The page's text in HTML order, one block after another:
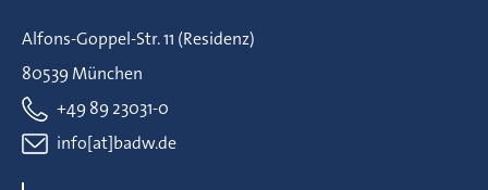
Alfons-Goppel-Str. 11 (Residenz)
80539 München
+49 89 23031-0
info[at]badw.de